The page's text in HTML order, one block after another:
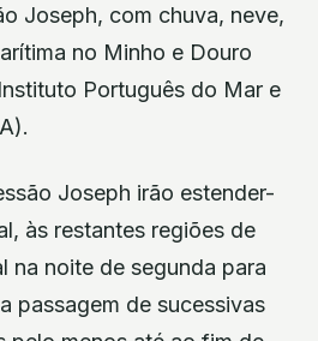
Joseph, com chuva, neve,
no Minho e Douro
Português do Mar e
Joseph irão estender-
às restantes regiões de
na noite de segunda para
passagem de sucessivas